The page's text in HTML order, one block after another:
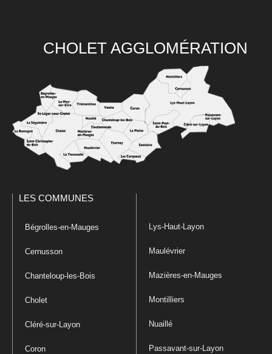
CHOLET AGGLOMÉRATION
LES COMMUNES
Bégrolles-en-Mauges
Cernusson
Chanteloup-les-Bois
Cholet
Cléré-sur-Layon
Coron
Lys-Haut-Layon
Maulévrier
Mazières-en-Mauges
Montilliers
Nuaillé
Passavant-sur-Layon